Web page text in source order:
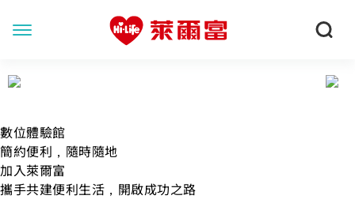
數位體驗館
簡約便利，隨時隨地
加入萊爾富
攜手共建便利生活，開啟成功之路